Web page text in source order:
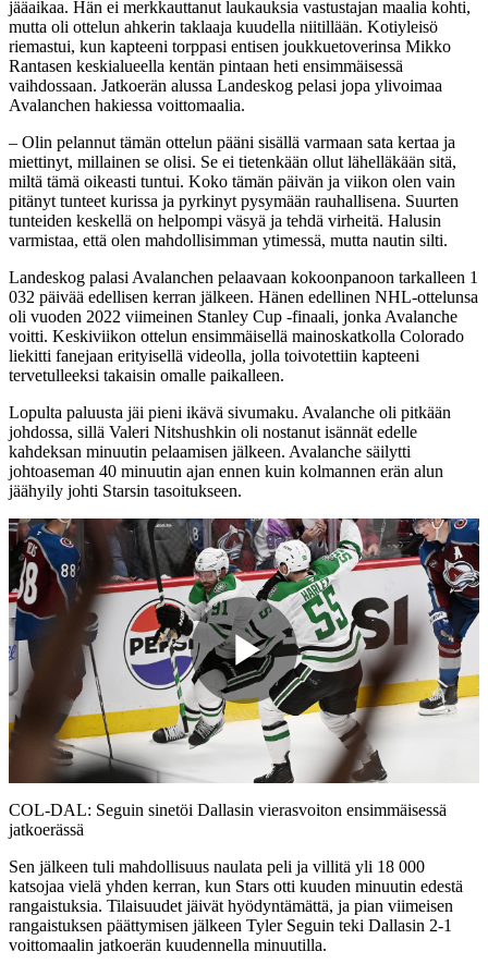
jääaikaa. Hän ei merkkauttanut laukauksia vastustajan maalia kohti,
mutta oli ottelun ahkerin taklaaja kuudella niitillään. Kotiyleisö
riemastui, kun kapteeni torppasi entisen joukkuetoverinsa Mikko
Rantasen keskialueella kentän pintaan heti ensimmäisessä
vaihdossaan. Jatkoerän alussa Landeskog pelasi jopa ylivoimaa
Avalanchen hakiessa voittomaalia.
– Olin pelannut tämän ottelun pääni sisällä varmaan sata kertaa ja
miettinyt, millainen se olisi. Se ei tietenkään ollut lähelläkään sitä,
miltä tämä oikeasti tuntui. Koko tämän päivän ja viikon olen vain
pitänyt tunteet kurissa ja pyrkinyt pysymään rauhallisena. Suurten
tunteiden keskellä on helpompi väsyä ja tehdä virheitä. Halusin
varmistaa, että olen mahdollisimman ytimessä, mutta nautin silti.
Landeskog palasi Avalanchen pelaavaan kokoonpanoon tarkalleen 1
032 päivää edellisen kerran jälkeen. Hänen edellinen NHL-ottelunsa
oli vuoden 2022 viimeinen Stanley Cup -finaali, jonka Avalanche
voitti. Keskiviikon ottelun ensimmäisellä mainoskatkolla Colorado
liekitti fanejaan erityisellä videolla, jolla toivotettiin kapteeni
tervetulleeksi takaisin omalle paikalleen.
Lopulta paluusta jäi pieni ikävä sivumaku. Avalanche oli pitkään
johdossa, sillä Valeri Nitshushkin oli nostanut isännät edelle
kahdeksan minuutin pelaamisen jälkeen. Avalanche säilytti
johtoaseman 40 minuutin ajan ennen kuin kolmannen erän alun
jäähyily johti Starsin tasoitukseen.
Play
Video
COL-DAL: Seguin sinetöi Dallasin vierasvoiton ensimmäisessä
jatkoerässä
Sen jälkeen tuli mahdollisuus naulata peli ja villitä yli 18 000
katsojaa vielä yhden kerran, kun Stars otti kuuden minuutin edestä
rangaistuksia. Tilaisuudet jäivät hyödyntämättä, ja pian viimeisen
rangaistuksen päättymisen jälkeen Tyler Seguin teki Dallasin 2-1
voittomaalin jatkoerän kuudennella minuutilla.